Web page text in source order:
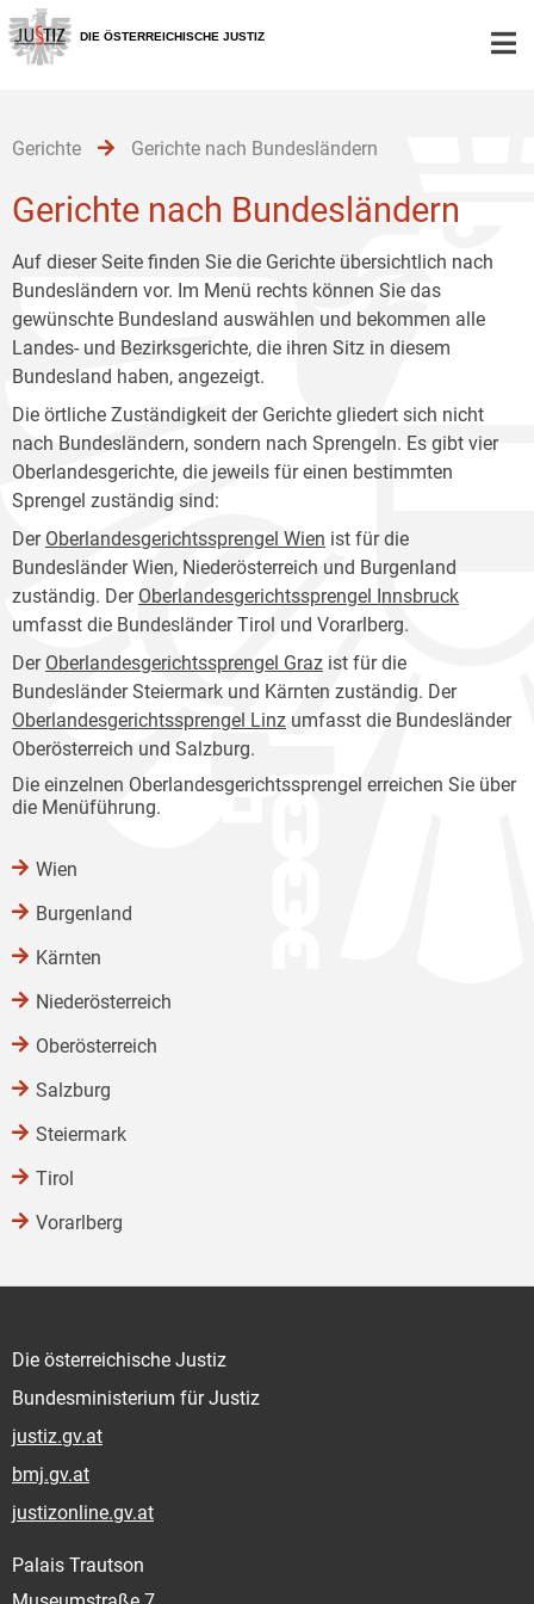
Zur
Hauptnavigation
[1]
Zum
Inhalt
[2]
Zum
Untermenü
[3]
DIE ÖSTERREICHISCHE JUSTIZ
Gerichte Gerichte nach Bundesländern
Gerichte nach Bundesländern
Auf dieser Seite finden Sie die Gerichte übersichtlich nach
Bundesländern vor. Im Menü rechts können Sie das
gewünschte Bundesland auswählen und bekommen alle
Landes- und Bezirksgerichte, die ihren Sitz in diesem
Bundesland haben, angezeigt.
Die örtliche Zuständigkeit der Gerichte gliedert sich nicht
nach Bundesländern, sondern nach Sprengeln. Es gibt vier
Oberlandesgerichte, die jeweils für einen bestimmten
Sprengel zuständig sind:
DerOberlandesgerichtssprengel Wien ist für die
Bundesländer Wien, Niederösterreich und Burgenland
zuständig. Der Oberlandesgerichtssprengel Innsbruck
umfasst die Bundesländer Tirol und Vorarlberg.
Der Oberlandesgerichtssprengel Graz ist für die
Bundesländer Steiermark und Kärnten zuständig. Der
Oberlandesgerichtssprengel Linz umfasst die Bundesländer
Oberösterreich und Salzburg.
Die einzelnen Oberlandesgerichtssprengel erreichen Sie über
die Menüführung.
Wien
Burgenland
Kärnten
Niederösterreich
Oberösterreich
Salzburg
Steiermark
Tirol
Vorarlberg
Die österreichische Justiz
Bundesministerium für Justiz
justiz.gv.at
bmj.gv.at
justizonline.gv.at
Palais Trautson